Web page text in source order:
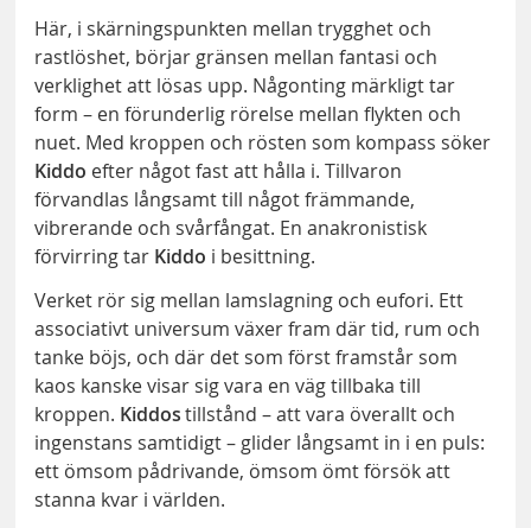
Här, i skärningspunkten mellan trygghet och
rastlöshet, börjar gränsen mellan fantasi och
verklighet att lösas upp. Någonting märkligt tar
form – en förunderlig rörelse mellan flykten och
nuet. Med kroppen och rösten som kompass söker
Kiddo efter något fast att hålla i. Tillvaron
förvandlas långsamt till något främmande,
vibrerande och svårfångat. En anakronistisk
förvirring tar Kiddo i besittning.
Verket rör sig mellan lamslagning och eufori. Ett
associativt universum växer fram där tid, rum och
tanke böjs, och där det som först framstår som
kaos kanske visar sig vara en väg tillbaka till
kroppen. Kiddostillstånd – att vara överallt och
ingenstans samtidigt – glider långsamt in i en puls:
ett ömsom pådrivande, ömsom ömt försök att
stanna kvar i världen.